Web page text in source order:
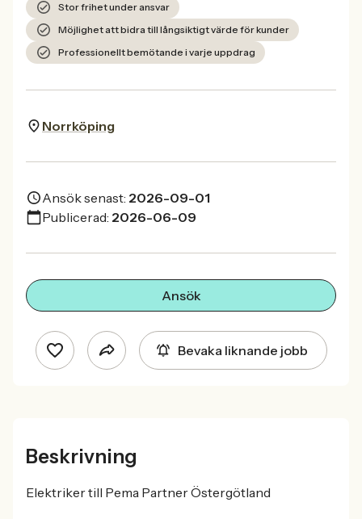
Stor frihet under ansvar
Möjlighet att bidra till långsiktigt värde för kunder
Professionellt bemötande i varje uppdrag
Norrköping
Ansök senast: 2026-09-01
Publicerad: 2026-06-09
Ansök
Bevaka liknande jobb
Beskrivning
Elektriker till Pema Partner Östergötland